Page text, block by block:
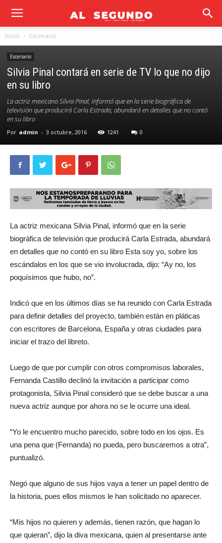
Inicio Escenario
Escenario
Silvia Pinal contará en serie de TV lo que no dijo
en su libro
La actriz mexicana Silvia Pinal, informó que en la serie biográfica de
televisión que producirá Carla Estrada, abundará en detalles que no contó
en su libro
Por admin - 3 octubre, 2016 1241 0
La actriz mexicana Silvia Pinal, informó que en la serie
biográfica de televisión que producirá Carla Estrada, abundará
en detalles que no contó en su libro Esta soy yo, sobre los
escándalos en los que se vio involucrada, dijo: “Ay no, los
poquísimos que hubo, no”.
Indicó que en los últimos días se ha reunido con Carla Estrada
para definir detalles del proyecto, también están en pláticas
con escritores de Barcelona, España y otras ciudades para
iniciar el trazo del libreto.
Luego de que por cumplir con otros compromisos laborales,
Fernanda Castillo declinó la invitación a participar como
protagonista, Silvia Pinal consideró que se debe buscar a una
nueva actriz aunque por ahora no se le ocurre una ideal.
“Yo le encuentro mucho parecido, sobre todo en los ojos. Es
una pena que (Fernanda) no pueda, pero buscaremos a otra”,
puntualizó.
Negó que alguno de sus hijos vaya a tener un papel dentro de
la historia, pues ellos mismos le han solicitado no aparecer.
“Mis hijos no quieren y además, tienen razón, que hagan lo
que quieran”, dijo la diva mexicana, quien al presentarse ante